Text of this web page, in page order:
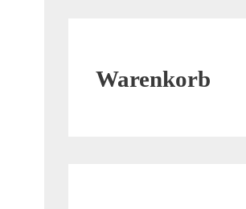
Warenkorb